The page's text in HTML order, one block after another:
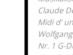
Claude
Midi d‘
Nr. 1 G-